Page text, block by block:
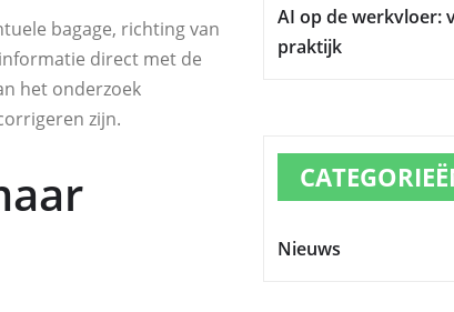
bagage, richting van
direct met de
het onderzoek
zijn.
AI op de werkvloer:
praktijk
Nieuws